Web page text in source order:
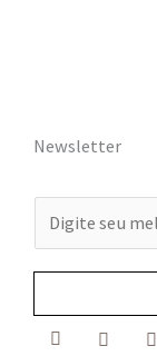
Newsletter
-
m
a